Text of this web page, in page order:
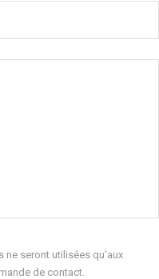
ne seront utilisées qu'aux
de contact.